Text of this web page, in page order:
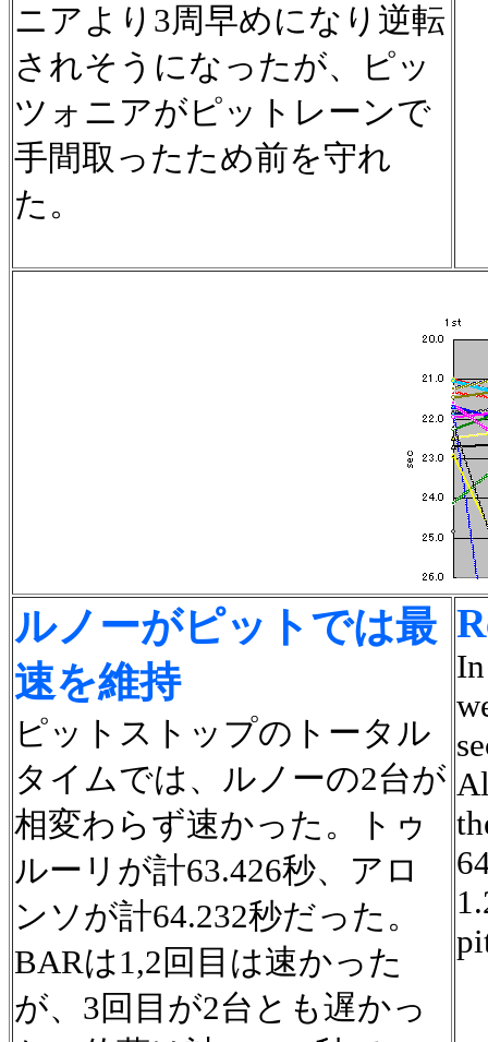
ニアより3周早めになり逆転
されそうになったが、ピッ
ツォニアがピットレーンで
手間取ったため前を守れ
た。
ルノーがピットでは最
速を維持
ピットストップのトータル
タイムでは、ルノーの2台が
相変わらず速かった。トゥ
ルーリが計63.426秒、アロ
ンソが計64.232秒だった。
BARは1,2回目は速かった
が、3回目が2台とも遅かっ